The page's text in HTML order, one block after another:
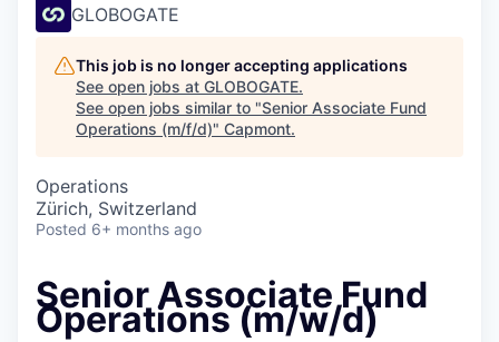
GLOBOGATE
This job is no longer accepting applications
See open jobs at GLOBOGATE.
See open jobs similar to "Senior Associate Fund
Operations (m/f/d)" Capmont.
Operations
Zürich, Switzerland
Posted 6+ months ago
Senior Associate Fund
Operations (m/w/d)